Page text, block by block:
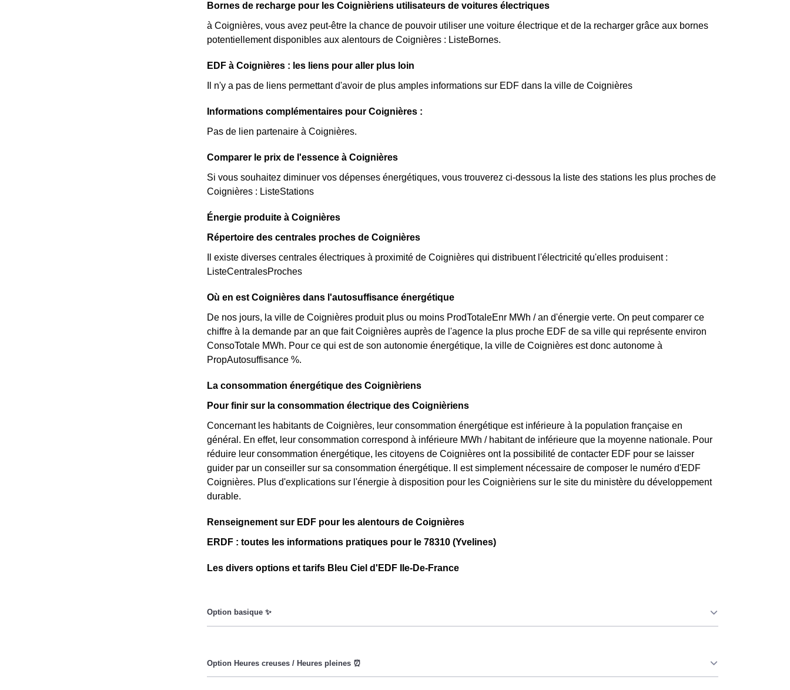
Bornes de recharge pour les Coignièriens utilisateurs de voitures électriques
à Coignières, vous avez peut-être la chance de pouvoir utiliser une voiture électrique et de la recharger grâce aux bornes
potentiellement disponibles aux alentours de Coignières : ListeBornes.
EDF à Coignières : les liens pour aller plus loin
Il n'y a pas de liens permettant d'avoir de plus amples informations sur EDF dans la ville de Coignières
Informations complémentaires pour Coignières :
Pas de lien partenaire à Coignières.
Comparer le prix de l'essence à Coignières
Si vous souhaitez diminuer vos dépenses énergétiques, vous trouverez ci-dessous la liste des stations les plus proches de
Coignières : ListeStations
Énergie produite à Coignières
Répertoire des centrales proches de Coignières
Il existe diverses centrales électriques à proximité de Coignières qui distribuent l'électricité qu'elles produisent :
ListeCentralesProches
Où en est Coignières dans l'autosuffisance énergétique
De nos jours, la ville de Coignières produit plus ou moins ProdTotaleEnr MWh / an d'énergie verte. On peut comparer ce
chiffre à la demande par an que fait Coignières auprès de l'agence la plus proche EDF de sa ville qui représente environ
ConsoTotale MWh. Pour ce qui est de son autonomie énergétique, la ville de Coignières est donc autonome à
PropAutosuffisance %.
La consommation énergétique des Coignièriens
Pour finir sur la consommation électrique des Coignièriens
Concernant les habitants de Coignières, leur consommation énergétique est inférieure à la population française en
général. En effet, leur consommation correspond à inférieure MWh / habitant de inférieure que la moyenne nationale. Pour
réduire leur consommation énergétique, les citoyens de Coignières ont la possibilité de contacter EDF pour se laisser
guider par un conseiller sur sa consommation énergétique. Il est simplement nécessaire de composer le numéro d'EDF
Coignières. Plus d'explications sur l'énergie à disposition pour les Coignièriens sur le site du ministère du développement
durable.
Renseignement sur EDF pour les alentours de Coignières
ERDF : toutes les informations pratiques pour le 78310 (Yvelines)
Les divers options et tarifs Bleu Ciel d'EDF Ile-De-France